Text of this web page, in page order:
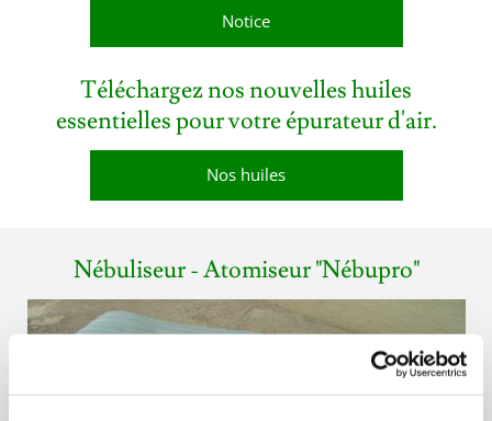
Notice
Téléchargez nos nouvelles huiles
essentielles pour votre épurateur d'air.
Nos huiles
Nébuliseur - Atomiseur "Nébupro"